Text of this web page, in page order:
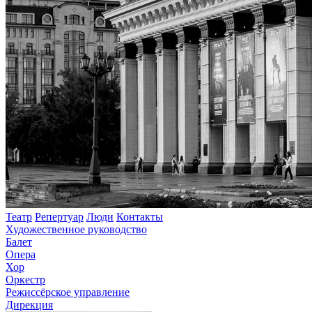
Театр Репертуар Люди Контакты
Художественное руководство
Балет
Опера
Хор
Оркестр
Режиссёрское управление
Дирекция